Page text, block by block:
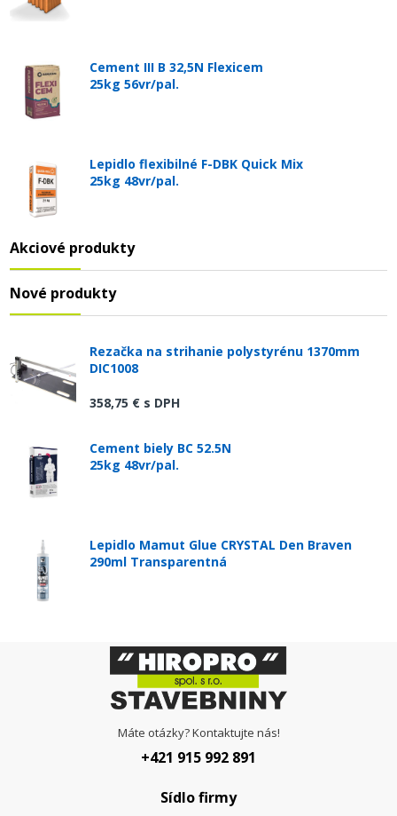
Cement III B 32,5N Flexicem
25kg 56vr/pal.
Lepidlo flexibilné F-DBK Quick Mix
25kg 48vr/pal.
Akciové produkty
Nové produkty
Rezačka na strihanie polystyrénu 1370mm
DIC1008
358,75 € s DPH
Cement biely BC 52.5N
25kg 48vr/pal.
Lepidlo Mamut Glue CRYSTAL Den Braven
290ml Transparentná
Máte otázky? Kontaktujte nás!
+421 915 992 891
Sídlo firmy